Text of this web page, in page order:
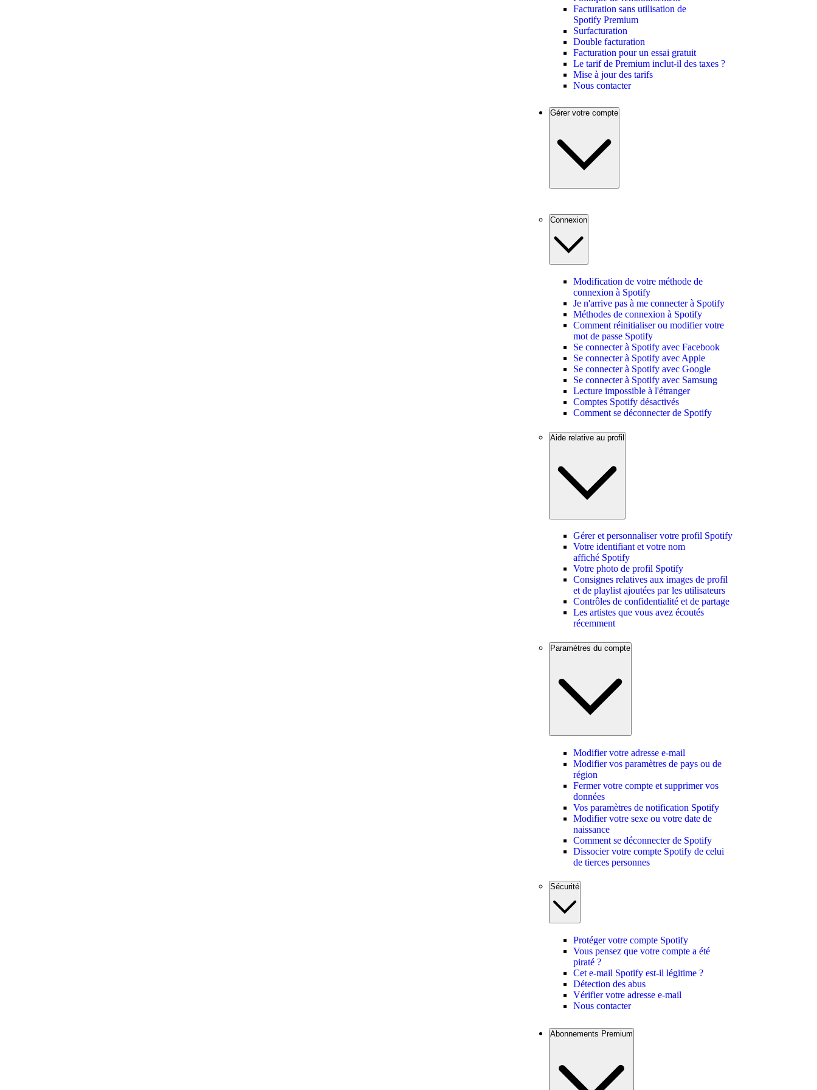
Facturation sans utilisation de
Spotify Premium
Surfacturation
Double facturation
Facturation pour un essai gratuit
Le tarif de Premium inclut-il des taxes ?
Mise à jour des tarifs
Nous contacter
Gérer votre compte
Connexion
Modification de votre méthode de
connexion à Spotify
Je n'arrive pas à me connecter à Spotify
Méthodes de connexion à Spotify
Comment réinitialiser ou modifier votre
mot de passe Spotify
Se connecter à Spotify avec Facebook
Se connecter à Spotify avec Apple
Se connecter à Spotify avec Google
Se connecter à Spotify avec Samsung
Lecture impossible à l'étranger
Comptes Spotify désactivés
Comment se déconnecter de Spotify
Aide relative au profil
Gérer et personnaliser votre profil Spotify
Votre identifiant et votre nom
affiché Spotify
Votre photo de profil Spotify
Consignes relatives aux images de profil
et de playlist ajoutées par les utilisateurs
Contrôles de confidentialité et de partage
Les artistes que vous avez écoutés
récemment
Paramètres du compte
Modifier votre adresse e-mail
Modifier vos paramètres de pays ou de
région
Fermer votre compte et supprimer vos
données
Vos paramètres de notification Spotify
Modifier votre sexe ou votre date de
naissance
Comment se déconnecter de Spotify
Dissocier votre compte Spotify de celui
de tierces personnes
Sécurité
Protéger votre compte Spotify
Vous pensez que votre compte a été
piraté ?
Cet e-mail Spotify est-il légitime ?
Détection des abus
Vérifier votre adresse e-mail
Nous contacter
Abonnements Premium